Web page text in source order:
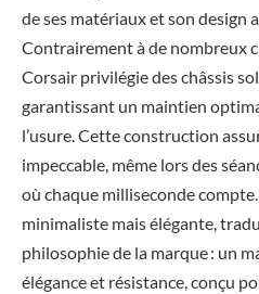
de ses matériaux et son design
Contrairement à de nombreux
Corsair privilégie des châssis
garantissant un maintien
l’usure. Cette construction
impeccable, même lors des
où chaque milliseconde
minimaliste mais élégante,
philosophie de la marque : un
élégance et résistance, conçu